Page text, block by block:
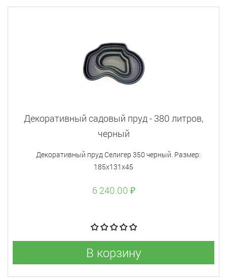
Декоративный садовый пруд - 380 литров,
черный
Декоративный пруд Селигер 350 черный. Размер:
185х131х45
6 240.00 ₽
В корзину